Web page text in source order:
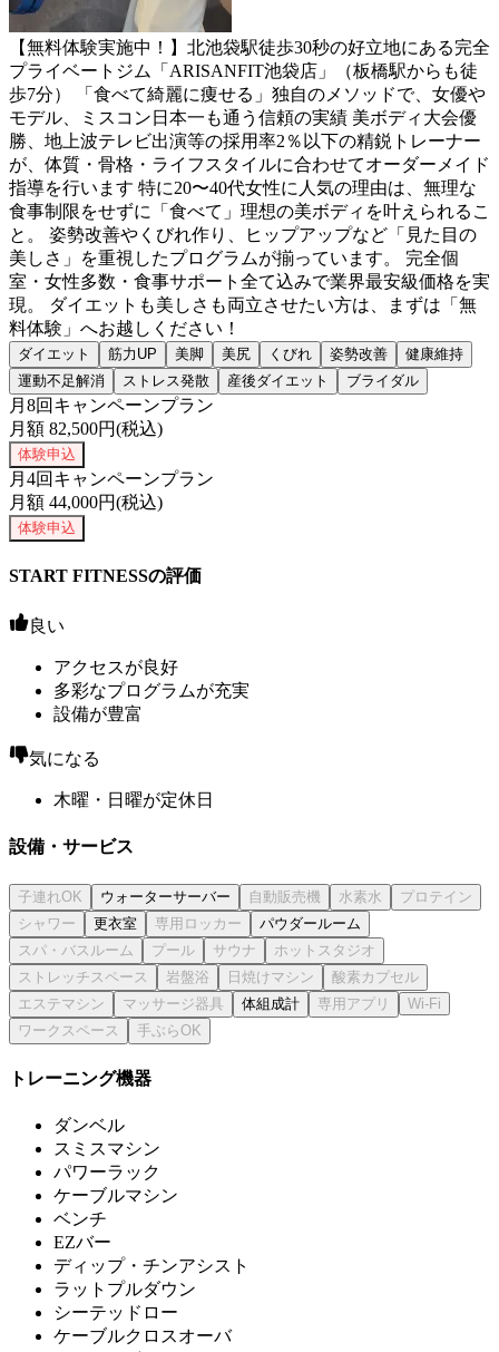
【無料体験実施中！】北池袋駅徒歩30秒の好立地にある完全
プライベートジム「ARISANFIT池袋店」（板橋駅からも徒
歩7分） 「食べて綺麗に痩せる」独自のメソッドで、女優や
モデル、ミスコン日本一も通う信頼の実績 美ボディ大会優
勝、地上波テレビ出演等の採用率2％以下の精鋭トレーナー
が、体質・骨格・ライフスタイルに合わせてオーダーメイド
指導を行います 特に20〜40代女性に人気の理由は、無理な
食事制限をせずに「食べて」理想の美ボディを叶えられるこ
と。 姿勢改善やくびれ作り、ヒップアップなど「見た目の
美しさ」を重視したプログラムが揃っています。 完全個
室・女性多数・食事サポート全て込みで業界最安級価格を実
現。 ダイエットも美しさも両立させたい方は、まずは「無
料体験」へお越しください！
ダイエット 筋力UP 美脚 美尻 くびれ 姿勢改善
健康維持
運動不足解消
ストレス発散 産後ダイエット ブライダル
月8回キャンペーンプラン
月額 82,500円(税込)
体験申込
月4回キャンペーンプラン
月額 44,000円(税込)
体験申込
START FITNESSの評価
良い
アクセスが良好
多彩なプログラムが充実
設備が豊富
気になる
木曜・日曜が定休日
設備・サービス
ウォーターサーバー
更衣室
パウダールーム
体組成計
トレーニング機器
ダンベル
スミスマシン
パワーラック
ケーブルマシン
ベンチ
EZバー
ディップ・チンアシスト
ラットプルダウン
シーテッドロー
ケーブルクロスオーバ